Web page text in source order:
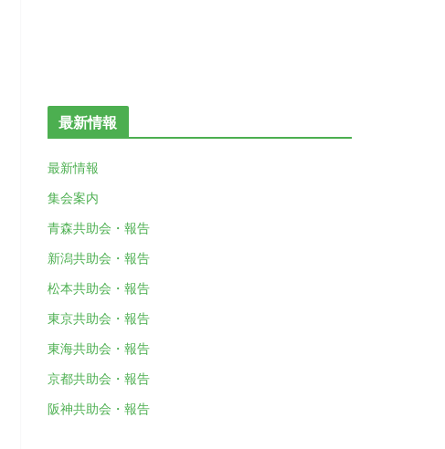
最新情報
最新情報
集会案内
青森共助会・報告
新潟共助会・報告
松本共助会・報告
東京共助会・報告
東海共助会・報告
京都共助会・報告
阪神共助会・報告